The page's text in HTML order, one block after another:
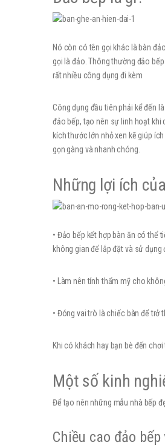
Nó còn có tên gọi khác là bàn
gọi là đảo. Thông thường đảo
rất nhiều công dụng đi kèm
Công dụng đầu tiên phải kể đến
đảo bếp, tạo nên sự linh hoạt khi
kích thước lớn nhỏ xen kẽ giúp
gọn gàng và nhanh chóng.
Những lợi ích
• Đảo bếp kết hợp bàn ăn có thể
không gian để lắp đặt và sử dụng
• Làm nên tính thẩm mỹ cho
• Đóng vai trò là chiếc bàn để trở
Khi có khách hay bạn bè đến
Một số kinh
Để tạo nên những mẫu nhà bếp
Chiều cao đảo bếp